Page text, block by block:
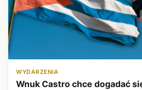
WYDARZENIA
Wnuk Castro chce dogadać